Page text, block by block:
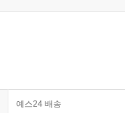
예스24 배송